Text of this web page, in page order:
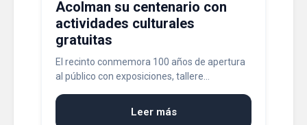
Acolman su centenario con
actividades culturales
gratuitas
El recinto conmemora 100 años de apertura
al público con exposiciones, tallere...
Leer más